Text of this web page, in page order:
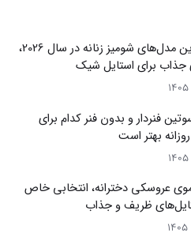
جدیدترین مدل‌های شومیز زنانه در سال 2026،
جذاب برای استایل شیک
فنردار و بدون فنر کدام برای
بهتر است
موی عروسکی دخترانه، انتخابی خاص
ظریف و جذاب